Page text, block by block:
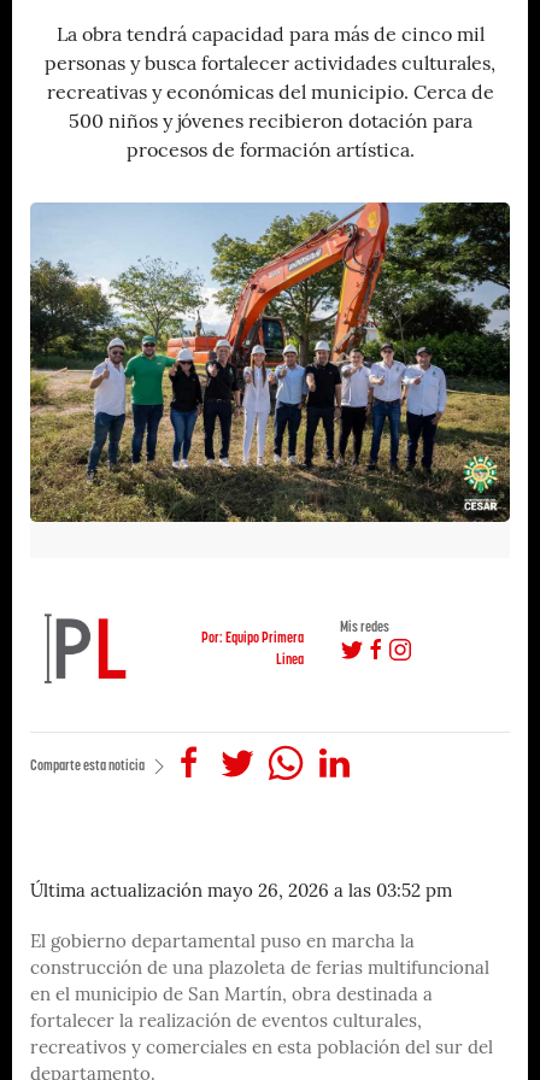
La obra tendrá capacidad para más de cinco mil
personas y busca fortalecer actividades culturales,
recreativas y económicas del municipio. Cerca de
500 niños y jóvenes recibieron dotación para
procesos de formación artística.
Por: Equipo Primera
Linea
Mis redes
Comparte esta noticia
Última actualización mayo 26, 2026 a las 03:52 pm
El gobierno departamental puso en marcha la
construcción de una plazoleta de ferias multifuncional
en el municipio de San Martín, obra destinada a
fortalecer la realización de eventos culturales,
recreativos y comerciales en esta población del sur del
departamento.